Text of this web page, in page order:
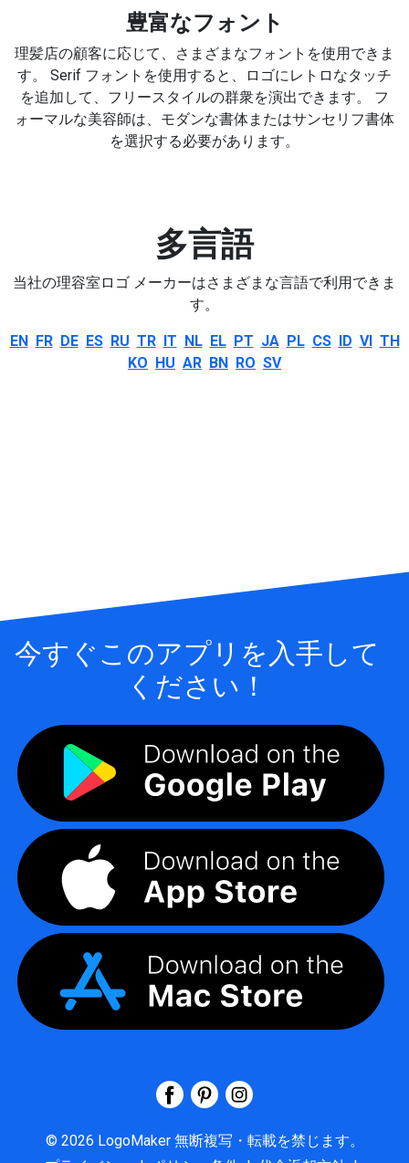
豊富なフォント
理髪店の顧客に応じて、さまざまなフォントを使用できま
す。 Serif フォントを使用すると、ロゴにレトロなタッチ
を追加して、フリースタイルの群衆を演出できます。 フ
ォーマルな美容師は、モダンな書体またはサンセリフ書体
を選択する必要があります。
多言語
当社の理容室ロゴ メーカーはさまざまな言語で利用できま
す。
EN FR DE ES RU TR IT NL EL PT JA PL CS ID VI TH
KO HU AR BN RO SV
今すぐこのアプリを入手して
ください！
© 2026 LogoMaker 無断複写・転載を禁じます。